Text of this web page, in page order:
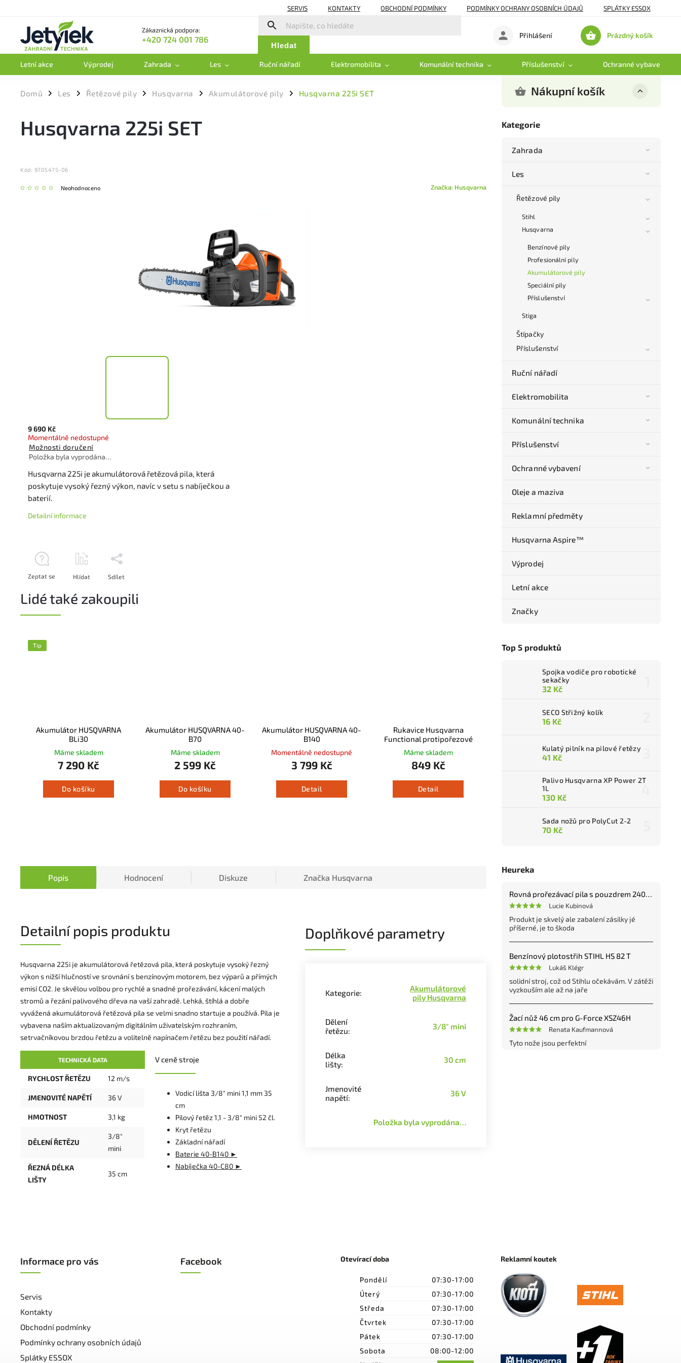
SERVIS KONTAKTY OBCHODNÍ PODMÍNKY PODMÍNKY OCHRANY OSOBNÍCH ÚDAJŮ SPLÁTKY ESSOX
Zákaznická podpora:
+420 724 001 786
Hledat
Nákupní
Prázdný košík
Přihlášení
Letní akce Výprodej Zahrada Les Ruční nářadí Elektromobilita Komunální technika Příslušenství Ochranné vybavení
Domů / Les / Řetězové pily / Husqvarna / Akumulátorové pily / Husqvarna 225i SET Nákupní košík
Kategorie
Zahrada
Les
Řetězové pily
Stihl
Husqvarna
Benzínové pily
Profesionální pily
Akumulátorové pily
Speciální pily
Příslušenství
Stiga
Štípačky
Příslušenství
Ruční nářadí
Elektromobilita
Komunální technika
Příslušenství
Ochranné vybavení
Oleje a maziva
Reklamní předměty
Husqvarna Aspire™
Výprodej
Letní akce
Značky
Top 5 produktů
Spojka vodiče pro robotické
sekačky
32 Kč
SECO Střižný kolík
16 Kč
Kulatý pilník na pilové řetězy
41 Kč
Palivo Husqvarna XP Power 2T
1L
130 Kč
Sada nožů pro PolyCut 2-2
70 Kč
Heureka
Rovná prořezávací pila s pouzdrem 240 mm
Lucie Kubinová
Produkt je skvelý ale zabalení zásilky jé
příšerné, je to škoda
Benzínový plotostřih STIHL HS 82 T
Lukáš Klégr
solidní stroj, což od Stihlu očekávám. V zátěži
vyzkouším ale až na jaře
Žací nůž 46 cm pro G-Force XSZ46H
Renata Kaufmannová
Tyto nože jsou perfektní
Husqvarna 225i SET
Kód: 9705475-06
Neohodnoceno Značka: Husqvarna
9 690 Kč
Momentálně nedostupné
Možnosti doručení
Položka byla vyprodána…
Husqvarna 225i je akumulátorová řetězová pila, která
poskytuje vysoký řezný výkon, navíc v setu s nabíječkou a
baterií.
Detailní informace
Zeptat se Hlídat Sdílet
Lidé také zakoupili
Tip
Akumulátor HUSQVARNA
BLi30
Máme skladem
7 290 Kč
Do košíku
Akumulátor HUSQVARNA 40-
B70
Máme skladem
2 599 Kč
Do košíku
Akumulátor HUSQVARNA 40-
B140
Momentálně nedostupné
3 799 Kč
Detail
Rukavice Husqvarna
Functional protipořezové
Máme skladem
849 Kč
Detail
Popis Hodnocení Diskuze Značka Husqvarna
Detailní popis produktu
Husqvarna 225i je akumulátorová řetězová pila, která poskytuje vysoký řezný
výkon s nižší hlučností ve srovnání s benzínovým motorem, bez výparů a přímých
emisí CO2. Je skvělou volbou pro rychlé a snadné prořezávání, kácení malých
stromů a řezání palivového dřeva na vaší zahradě. Lehká, štíhlá a dobře
vyvážená akumulátorová řetězová pila se velmi snadno startuje a používá. Pila je
vybavena naším aktualizovaným digitálním uživatelským rozhraním,
setrvačníkovou brzdou řetězu a volitelně napínačem řetězu bez použití nářadí.
TECHNICKÁ DATA
RYCHLOST ŘETĚZU 12 m/s
JMENOVITÉ NAPĚTÍ 36 V
HMOTNOST 3,1 kg
DĚLENÍ ŘETĚZU
3/8"
mini
ŘEZNÁ DÉLKA
LIŠTY
35 cm
V ceně stroje
Vodicí lišta 3/8" mini 1,1 mm 35
cm
Pilový řetěz 1,1 - 3/8" mini 52 čl.
Kryt řetězu
Základní nářadí
Baterie 40-B140 ►
Nabíječka 40-C80 ►
Doplňkové parametry
Kategorie:
Akumulátorové
pily Husqvarna
Dělení
řetězu: 3/8" mini
Délka
lišty: 30 cm
Jmenovité
napětí: 36 V
Položka byla vyprodána…
Informace pro vás
Servis
Kontakty
Obchodní podmínky
Podmínky ochrany osobních údajů
Splátky ESSOX
Facebook Otevírací doba
Pondělí
07:30-17:00
Úterý
07:30-17:00
Středa
07:30-17:00
Čtvrtek
07:30-17:00
Pátek
07:30-17:00
Sobota
08:00-12:00
Reklamní koutek